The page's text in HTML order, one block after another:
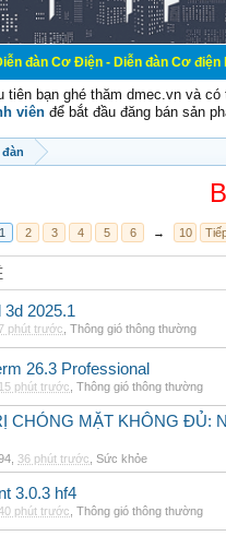
- Diễn đàn Cơ điện là nơi
tiên bạn ghé thăm dmec.vn và
viên để bắt đầu đăng bán sản
1 2 3 4 5 6 → 10
3d 2025.1
7 phút trước Thông gió thông thường
26.3 Professional
15 phút trước Thông gió thông thường
CHÓNG MẶT KHÔNG ĐỦ:
36 phút trước Sức khỏe
3.0.3 hf4
phút trước Thông gió thông thường